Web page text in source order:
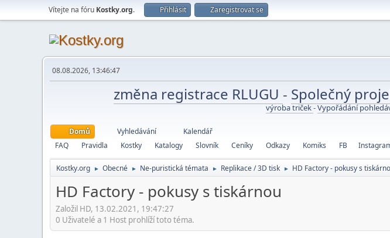
Vítejte na fóru Kostky.org. Přihlásit Zaregistrovat se
08.08.2026, 13:46:47
změna registrace RLUGU - Společný
výroba triček-Vypořádání
Domů Vyhledávání
Kalendář
FAQ
Pravidla Kostky Katalogy Slovník Ceníky Odkazy Komiks FB
Kostky.org ► Obecné ► Ne-puristická témata ► Replikace / 3D tisk ► HD Factory - pokusy s
HD Factory - pokusy s tiskárnou
Založil HD, 13.02.2021, 19:47:27
0 Uživatelé a 1 Host prohlíží toto téma.